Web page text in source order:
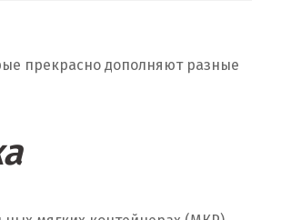
прекрасно дополняют разные